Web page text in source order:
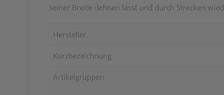
seiner Breite dehnen lässt und durch Strecken
Hersteller
Kurzbezeichnung
Artikelgruppen